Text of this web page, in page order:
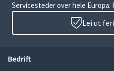
Servicesteder over hele Europa.
Lei ut
Bedrift